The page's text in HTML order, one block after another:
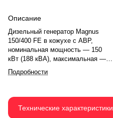
Описание
Дизельный генератор Magnus
150/400 FE в кожухе с АВР,
номинальная мощность — 150
кВт (188 кВА), максимальная —
165 кВт (206,25 кВА). Двигатель
Ricardo R6108ZLD, рядный, 6-
Рабочий объем — 7,42 л,
система охлаждения —
Подробности
Технические характеристики